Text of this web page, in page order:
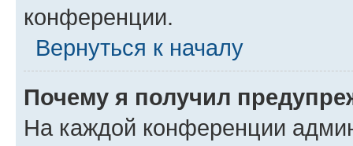
конференции.
Вернуться к началу
Почему я получил
На каждой конференции